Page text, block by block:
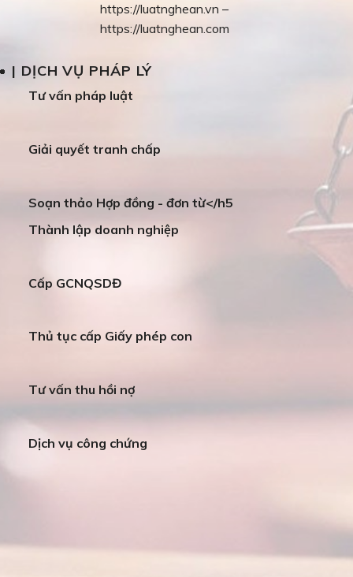
https://luatnghean.vn –
https://luatnghean.com
| DỊCH VỤ PHÁP LÝ
Tư vấn pháp luật
Giải quyết tranh chấp
Soạn thảo Hợp đồng - đơn từ</h5
Thành lập doanh nghiệp
Cấp GCNQSDĐ
Thủ tục cấp Giấy phép con
Tư vấn thu hồi nợ
Dịch vụ công chứng